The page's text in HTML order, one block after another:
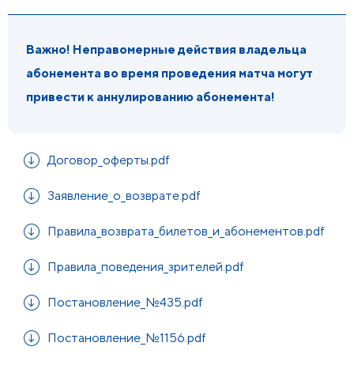
Важно! Неправомерные действия владельца
абонемента во время проведения матча могут
привести к аннулированию абонемента!
Договор_оферты.pdf
Заявление_о_возврате.pdf
Правила_возврата_билетов_и_абонементов.pdf
Правила_поведения_зрителей.pdf
Постановление_№435.pdf
Постановление_№1156.pdf